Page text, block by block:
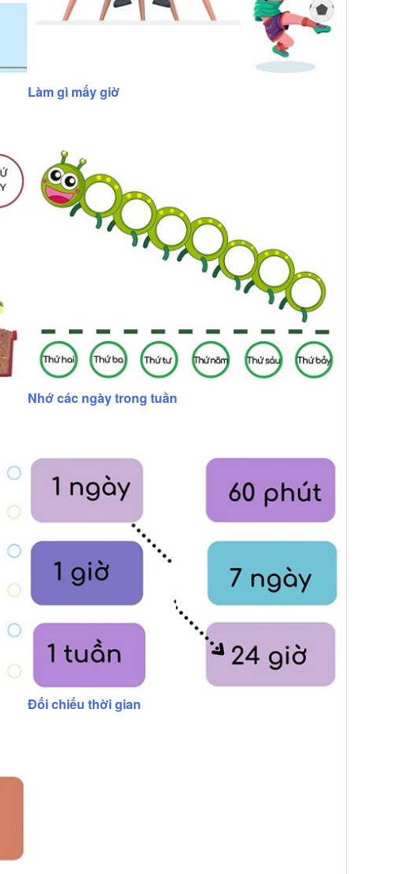
Làm gì mấy giờ
Nhớ các ngày trong tuần
Đối chiếu thời gian